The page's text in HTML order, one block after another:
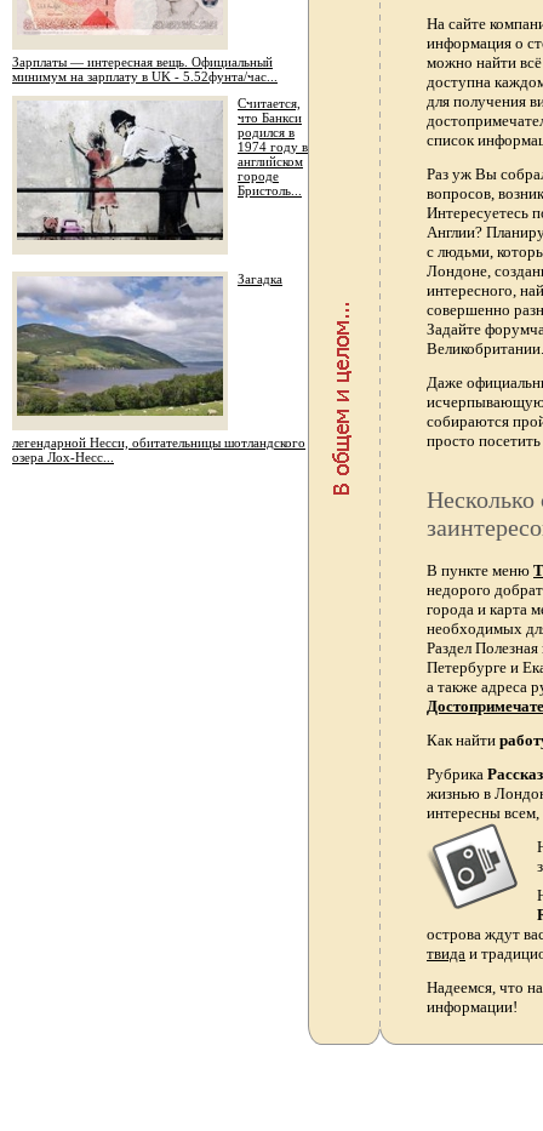
Зарплаты — интересная вещь. Официальный
минимум на зарплату в UK - 5.52фунта/час...
Считается,
что Банкси
родился в
1974 году в
английском
городе
Бристоль...
Загадка
легендарной Несси, обитательницы шотландского
озера Лох-Несс...
На сайте
информация о
можно найти
доступна
для получения
список
Раз уж Вы
вопросов,
Интересуетесь
Англии?
с людьми,
Лондоне,
интересного,
совершенно
Задайте
Даже
исчерпывающую
собираются
просто
Несколько
В пункте меню
недорого
города и карта
необходимых
Раздел
Петербурге и
а также адреса
Как найти
Рубрика
жизнью в
интересны
острова ждут
твида и
Надеемся, что
информации!